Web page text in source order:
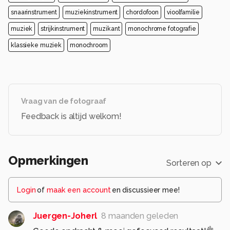
snaarinstrument muziekinstrument chordofoon vioolfamilie
muziek strijkinstrument muzikant monochrome fotografie
klassieke muziek monochroom
Vraag van de fotograaf
Feedback is altijd welkom!
Opmerkingen Sorteren op
Loginof maak een account en discussieer mee!
Juergen-Joherl 8 maanden geleden